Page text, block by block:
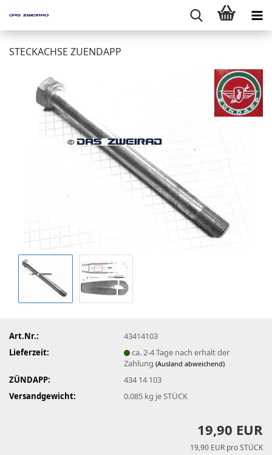
STECKACHSE ZUENDAPP
Art.Nr.:
43414103
Lieferzeit:
ca. 2-4 Tage nach erhalt der
Zahlung(Ausland abweichend)
ZÜNDAPP:
434 14 103
Versandgewicht:
0.085 kg je STÜCK
19,90 EUR
19,90 EUR pro STÜCK